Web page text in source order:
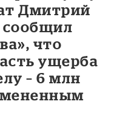
Дмитрий
сообщил
что
ущерба
– 6 млн